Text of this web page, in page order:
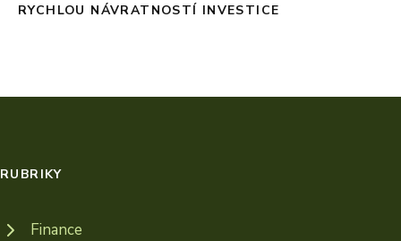
RYCHLOU NÁVRATNOSTÍ INVESTICE
RUBRIKY
Finance